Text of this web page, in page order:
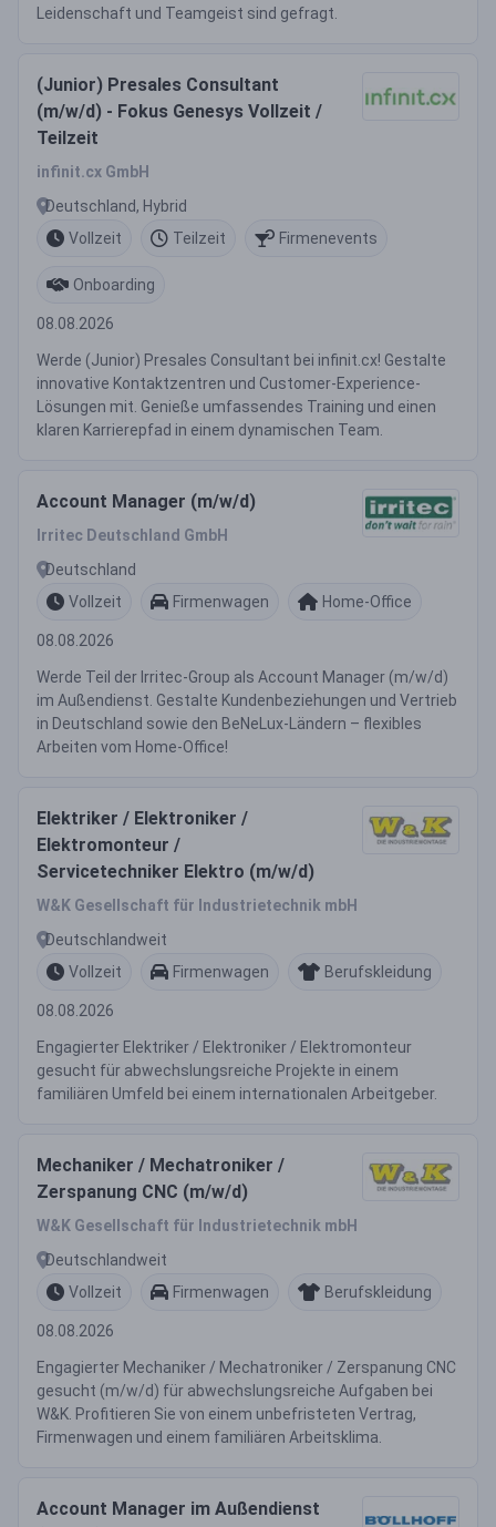
Leidenschaft und Teamgeist sind gefragt.
(Junior) Presales Consultant
(m/w/d) - Fokus Genesys Vollzeit /
Teilzeit
infinit.cx GmbH
Deutschland, Hybrid
Vollzeit
Teilzeit Firmenevents
Onboarding
08.08.2026
Werde (Junior) Presales Consultant bei infinit.cx! Gestalte
innovative Kontaktzentren und Customer-Experience-
Lösungen mit. Genieße umfassendes Training und einen
klaren Karrierepfad in einem dynamischen Team.
Account Manager (m/w/d)
Irritec Deutschland GmbH
Deutschland
Vollzeit
Firmenwagen Home-Office
08.08.2026
Werde Teil der Irritec-Group als Account Manager (m/w/d)
im Außendienst. Gestalte Kundenbeziehungen und Vertrieb
in Deutschland sowie den BeNeLux-Ländern – flexibles
Arbeiten vom Home-Office!
Elektriker / Elektroniker /
Elektromonteur /
Servicetechniker Elektro (m/w/d)
W&K Gesellschaft für Industrietechnik mbH
Deutschlandweit
Vollzeit
Firmenwagen Berufskleidung
08.08.2026
Engagierter Elektriker / Elektroniker / Elektromonteur
gesucht für abwechslungsreiche Projekte in einem
familiären Umfeld bei einem internationalen Arbeitgeber.
Mechaniker / Mechatroniker /
Zerspanung CNC (m/w/d)
W&K Gesellschaft für Industrietechnik mbH
Deutschlandweit
Vollzeit
Firmenwagen Berufskleidung
08.08.2026
Engagierter Mechaniker / Mechatroniker / Zerspanung CNC
gesucht (m/w/d) für abwechslungsreiche Aufgaben bei
W&K. Profitieren Sie von einem unbefristeten Vertrag,
Firmenwagen und einem familiären Arbeitsklima.
Account Manager im Außendienst